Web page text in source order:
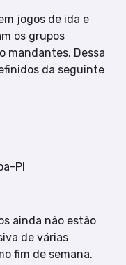
jogos de ida e
os grupos
mandantes. Dessa
da seguinte
PI
ainda não estão
de várias
fim de semana.